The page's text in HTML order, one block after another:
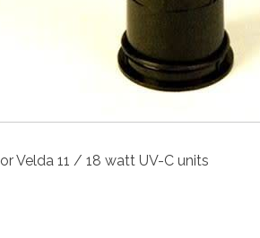
Velda 11 / 18 watt UV-C units